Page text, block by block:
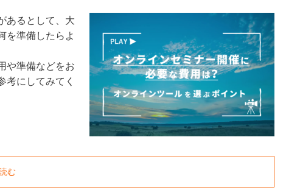
あるとして、大
を準備したらよ
や準備などをお
考にしてみてく
む